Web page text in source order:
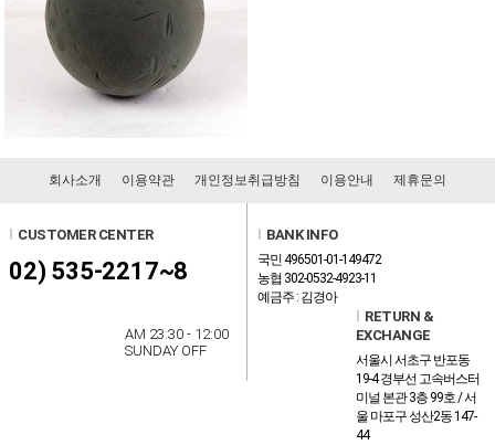
회사소개 이용약관 개인정보취급방침 이용안내 제휴문의
CUSTOMER CENTER
02) 535-2217~8
AM 23:30 - 12:00
SUNDAY OFF
BANK INFO
국민 496501-01-149472
농협 302-0532-4923-11
예금주 : 김경아
RETURN &
EXCHANGE
서울시 서초구 반포동
19-4 경부선 고속버스터
미널 본관 3층 99호 / 서
울 마포구 성산2동 147-
44